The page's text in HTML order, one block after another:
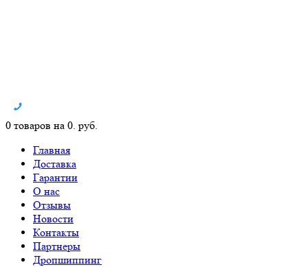
0 товаров на 0. руб.
Главная
Доставка
Гарантии
О нас
Отзывы
Новости
Контакты
Партнеры
Дропшиппинг